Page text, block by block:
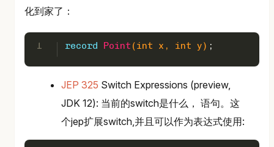
化到家了：
1 record Point (int x, int y) ;
JEP 325 Switch Expressions (preview,
JDK 12): 当前的switch是什么， 语句。这
个jep扩展switch,并且可以作为表达式使用: